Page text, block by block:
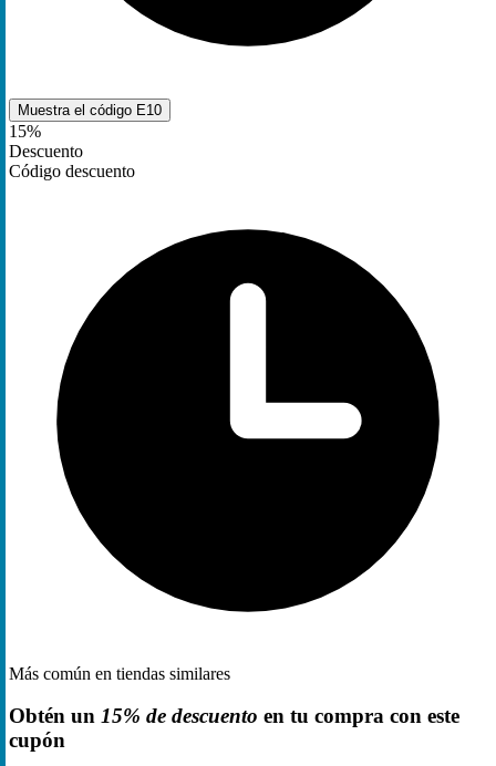
Muestra el código E10
15%
Descuento
Código descuento
Más común en tiendas similares
Obtén un 15% de descuento en tu compra con este
cupón